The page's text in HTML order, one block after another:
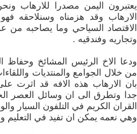
يعتبرون اليمن مصدرا للارهاب
الارهاب وقد هزمناه وسنلاحقه
الاقتصاد السياحي وما يصاحبه من
وتجاريه وفندقيه .
ودعا الاخ الرئيس المشائخ وحفاظ
من خلال الجوامع والمنتديات
بان الارهاب هذه الافه قد اثرت
جدا وتطرق الى ان وسائل العصر
القران الكريم في التلفون السيار
وهي نعمه يمكن ان تفيد في التعليم